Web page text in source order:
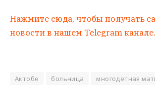
Нажмите сюда, чтобы получать
новости в нашем Telegram канале.
Актобе больница
многодетная